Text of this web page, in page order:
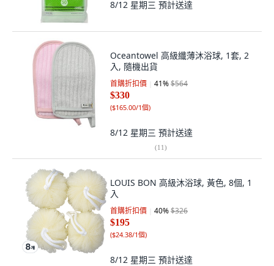
8/12 星期三 預計送達
Oceantowel 高級纖薄沐浴球, 1套, 2
入, 隨機出貨
首購折扣價 41%$564
$330
($165.00/1個)
8/12 星期三 預計送達
(11)
LOUIS BON 高級沐浴球, 黃色, 8個, 1
入
首購折扣價 40%$326
$195
($24.38/1個)
8/12 星期三 預計送達